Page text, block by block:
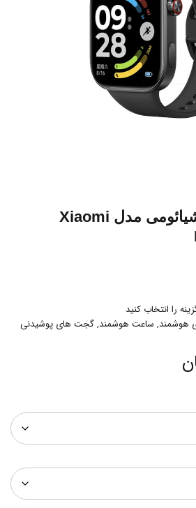
ساعت هوشمند شیائومی مدل Xiaomi
را انتخاب کنید
هوشمند, ساعت هوشمند,گجت های پوشیدنی